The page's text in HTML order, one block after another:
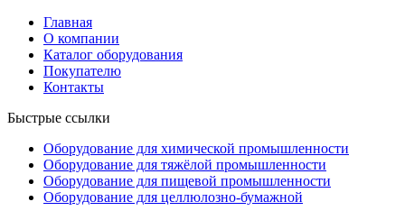
Главная
О компании
Каталог оборудования
Покупателю
Контакты
Быстрые ссылки
Оборудование для химической промышленности
Оборудование для тяжёлой промышленности
Оборудование для пищевой промышленности
Оборудование для целлюлозно-бумажной